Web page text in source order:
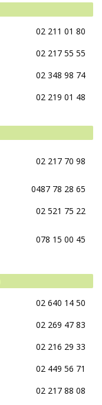
02 211 01 80
02 217 55 55
02 348 98 74
02 219 01 48
02 217 70 98
0487 78 28 65
02 521 75 22
078 15 00 45
02 640 14 50
02 269 47 83
02 216 29 33
02 449 56 71
02 217 88 08